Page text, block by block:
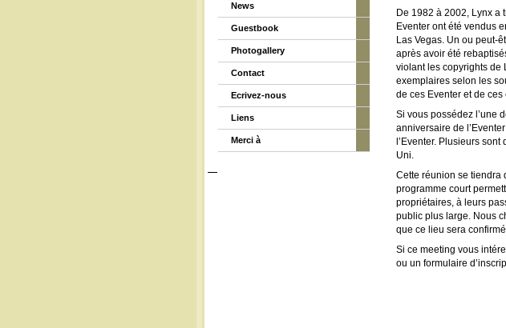
De 1982 à 2002, Lynx a
Eventer ont été vendus
Las Vegas. Un ou peut-
après avoir été
violant les copyrights de
exemplaires selon les
de ces Eventer et de
Si vous possédez l’une
anniversaire de
l’Eventer. Plusieurs
Uni.
Cette réunion se tiendra
programme court
propriétaires, à leurs
public plus large. Nous
que ce lieu sera
Si ce meeting vous
ou un formulaire
News
Guestbook
Photogallery
Contact
Ecrivez-nous
Liens
Merci à